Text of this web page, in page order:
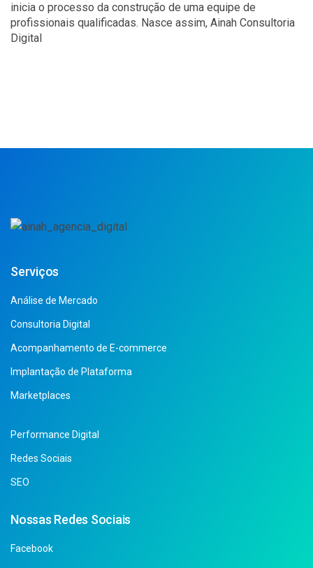
inicia o processo da construção de uma equipe de
profissionais qualificadas. Nasce assim, Ainah Consultoria
Digital
Serviços
Análise de Mercado
Consultoria Digital
Acompanhamento de E-commerce
Implantação de Plataforma
Marketplaces
Performance Digital
Redes Sociais
SEO
Nossas Redes Sociais
Facebook